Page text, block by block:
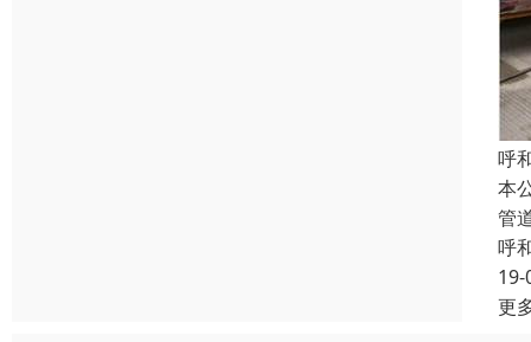
呼
本
管
呼
19-
更